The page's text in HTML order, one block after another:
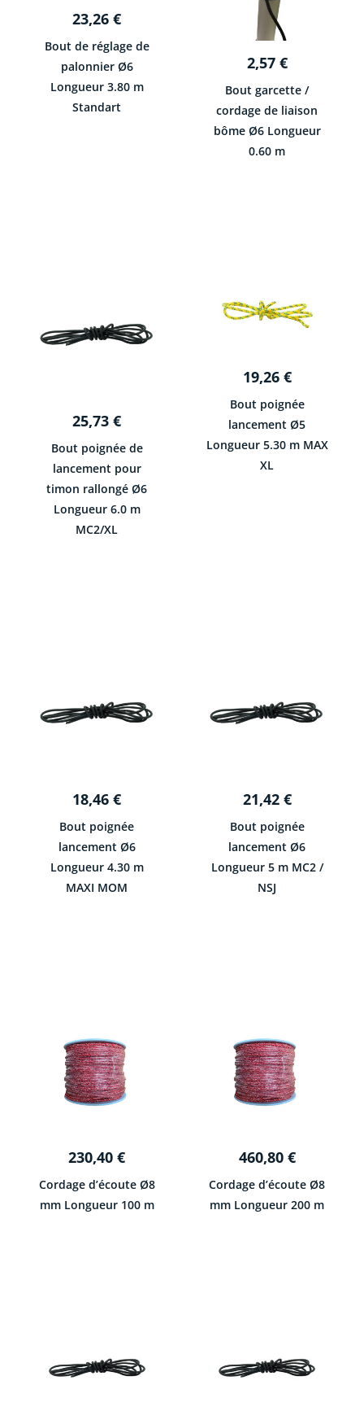
23,26€
Bout de réglage de
palonnier Ø6
Longueur 3.80 m
Standart
2,57 €
Bout garcette /
cordage de liaison
bôme Ø6 Longueur
0.60 m
25,73€
Bout poignée de
lancement pour
timon rallongé Ø6
Longueur 6.0 m
MC2/XL
19,26 €
Bout poignée
lancement Ø5
Longueur 5.30 m MAX
XL
18,46€
Bout poignée
lancement Ø6
Longueur 4.30 m
MAXI MOM
21,42 €
Bout poignée
lancement Ø6
Longueur 5 m MC2 /
NSJ
230,40€
Cordage d’écoute Ø8
mm Longueur 100 m
460,80 €
Cordage d’écoute Ø8
mm Longueur 200 m